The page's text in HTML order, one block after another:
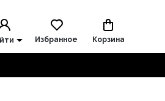
Избранное Корзина